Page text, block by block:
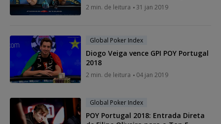
2 min. de leitura 31 jan 2019
Global Poker Index
Diogo Veiga vence GPI POY Portugal
2018
2 min. de leitura 04 jan 2019
Global Poker Index
POY Portugal 2018: Entrada Direta